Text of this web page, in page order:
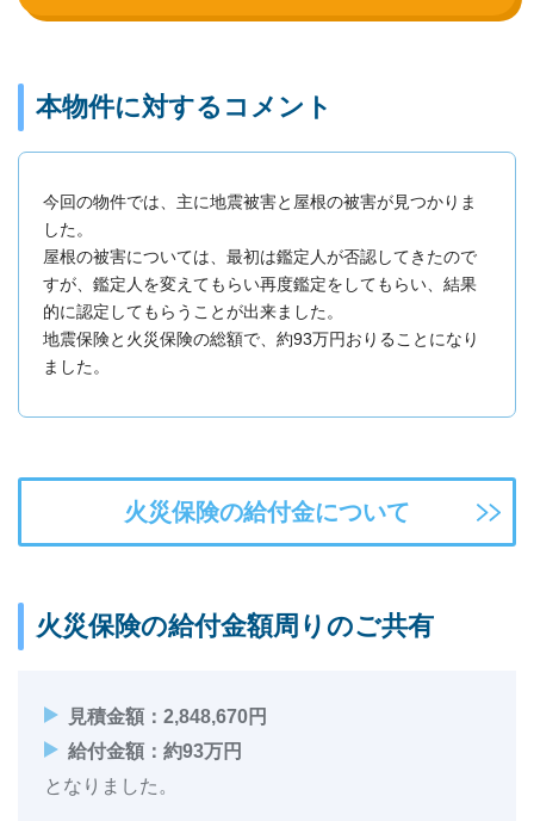
本物件に対するコメント
今回の物件では、主に地震被害と屋根の被害が見つかりま
した。
屋根の被害については、最初は鑑定人が否認してきたので
すが、鑑定人を変えてもらい再度鑑定をしてもらい、結果
的に認定してもらうことが出来ました。
地震保険と火災保険の総額で、約93万円おりることになり
ました。
火災保険の給付金について
火災保険の給付金額周りのご共有
見積金額：2,848,670円
給付金額：約93万円
となりました。